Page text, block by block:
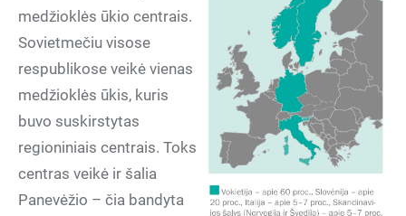
medžioklės ūkio centrais.
Sovietmečiu visose
respublikose veikė vienas
medžioklės ūkis, kuris
buvo suskirstytas
regioniniais centrais. Toks
centras veikė ir šalia
Panevėžio – čia bandyta